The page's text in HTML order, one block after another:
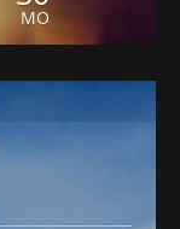
MO